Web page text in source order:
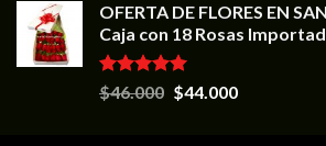
OFERTA DE FLORES EN
Caja con 18 Rosas
Valorado en
5.00
$46.000 $44.000